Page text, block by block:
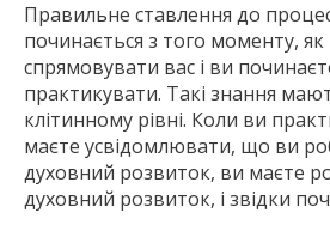
Правильне ставлення до
починається з того моменту,
спрямовувати вас і ви
практикувати. Такі знання
клітинному рівні. Коли ви
маєте усвідомлювати, що ви
духовний розвиток, ви маєте
духовний розвиток, і звідки